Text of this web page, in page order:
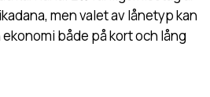
men valet av lånetyp kan
både på kort och lång